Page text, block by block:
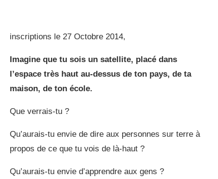
inscriptions le 27 Octobre 2014,
Imagine que tu sois un satellite, placé dans
l’espace très haut au-dessus de ton pays, de ta
maison, de ton école.
Que verrais-tu ?
Qu’aurais-tu envie de dire aux personnes sur terre à
propos de ce que tu vois de là-haut ?
Qu’aurais-tu envie d’apprendre aux gens ?